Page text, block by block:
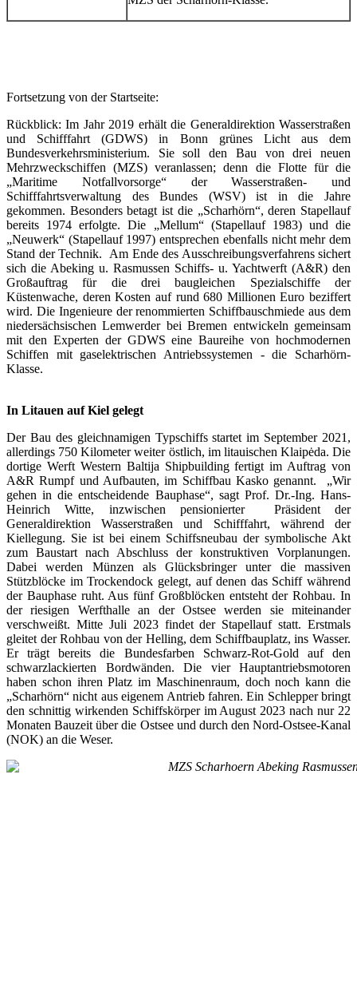
Fortsetzung von der Startseite:
Rückblick: Im Jahr 2019 erhält die Generaldirektion Wasserstraßen
und Schifffahrt (GDWS) in Bonn grünes Licht aus dem
Bundesverkehrsministerium. Sie soll den Bau von drei neuen
Mehrzweckschiffen (MZS) veranlassen; denn die Flotte für die
„Maritime Notfallvorsorge“ der Wasserstraßen- und
Schifffahrtsverwaltung des Bundes (WSV) ist in die Jahre
gekommen. Besonders betagt ist die „Scharhörn“, deren Stapellauf
bereits 1974 erfolgte. Die „Mellum“ (Stapellauf 1983) und die
„Neuwerk“ (Stapellauf 1997) entsprechen ebenfalls nicht mehr dem
Stand der Technik. Am Ende des Ausschreibungsverfahrens sichert
sich die Abeking u. Rasmussen Schiffs- u. Yachtwerft (A&R) den
Großauftrag für die drei baugleichen Spezialschiffe der
Küstenwache, deren Kosten auf rund 680 Millionen Euro beziffert
wird. Die Ingenieure der renommierten Schiffbauschmiede aus dem
niedersächsischen Lemwerder bei Bremen entwickeln gemeinsam
mit den Experten der GDWS eine Baureihe von hochmodernen
Schiffen mit gaselektrischen Antriebssystemen - die Scharhörn-
Klasse.
In Litauen auf Kiel gelegt
Der Bau des gleichnamigen Typschiffs startet im September 2021,
allerdings 750 Kilometer weiter östlich, im litauischen Klaipėda. Die
dortige Werft Western Baltija Shipbuilding fertigt im Auftrag von
A&R Rumpf und Aufbauten, im Schiffbau Kasko genannt. „Wir
gehen in die entscheidende Bauphase“, sagt Prof. Dr.-Ing. Hans-
Heinrich Witte, inzwischen pensionierter Präsident der
Generaldirektion Wasserstraßen und Schifffahrt, während der
Kiellegung. Sie ist bei einem Schiffsneubau der symbolische Akt
zum Baustart nach Abschluss der konstruktiven Vorplanungen.
Dabei werden Münzen als Glücksbringer unter die massiven
Stützblöcke im Trockendock gelegt, auf denen das Schiff während
der Bauphase ruht. Aus fünf Großblöcken entsteht der Rohbau. In
der riesigen Werfthalle an der Ostsee werden sie miteinander
verschweißt. Mitte Juli 2023 findet der Stapellauf statt. Erstmals
gleitet der Rohbau von der Helling, dem Schiffbauplatz, ins Wasser.
Er trägt bereits die Bundesfarben Schwarz-Rot-Gold auf den
schwarzlackierten Bordwänden. Die vier Hauptantriebsmotoren
haben schon ihren Platz im Maschinenraum, doch noch kann die
„Scharhörn“ nicht aus eigenem Antrieb fahren. Ein Schlepper bringt
den schnittig wirkenden Schiffskörper im August 2023 nach nur 22
Monaten Bauzeit über die Ostsee und durch den Nord-Ostsee-Kanal
(NOK) an die Weser.